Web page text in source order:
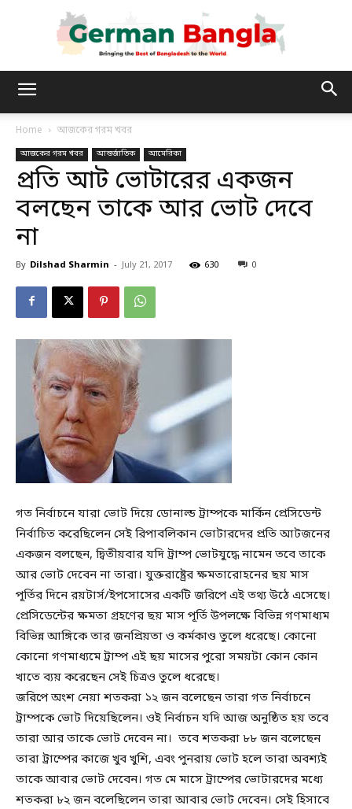
Bangla
Home আজকের গরম খবর
আজকের গরম খবর আন্তর্জাতিক আমেরিকা
প্রতি আট ভোটারের একজন
বলছেন তাকে আর ভোট দেবে
না
By Dilshad Sharmin - July 21, 2017 630 0
গত নির্বাচনে যারা ভোট দিয়ে ডোনাল্ড ট্রাম্পকে মার্কিন প্রেসিডেন্ট
নির্বাচিত করেছিলেন সেই রিপাবলিকান ভোটারদের প্রতি আটজনের
একজন বলছেন, দ্বিতীয়বার যদি ট্রাম্প ভোটযুদ্ধে নামেন তবে তাকে
আর ভোট দেবেন না তারা। যুক্তরাষ্ট্রের ক্ষমতারোহনের ছয় মাস
পূর্তির দিনে রয়টার্স/ইপসোসের একটি জরিপে এই তথ্য উঠে এসেছে।
প্রেসিডেন্টের ক্ষমতা গ্রহণের ছয় মাস পূর্তি উপলক্ষে বিভিন্ন গণমাধ্যম
বিভিন্ন আঙ্গিকে তার জনপ্রিয়তা ও কর্মকাণ্ড তুলে ধরেছে। কোনো
কোনো গণমাধ্যমে ট্রাম্প এই ছয় মাসের পুরো সময়টা কোন কোন
খাতে ব্যয় করেছেন সেই চিত্রও তুলে ধরেছে।
জরিপে অংশ নেয়া শতকরা ১২ জন বলেছেন তারা গত নির্বাচনে
ট্রাম্পকে ভোট দিয়েছিলেন। ওই নির্বাচন যদি আজ অনুষ্ঠিত হয় তবে
তারা আর তাকে ভোট দেবেন না। তবে শতকরা ৮৮ জন বলেছেন
তারা ট্রাম্পের কাজে খুব খুশি, এবং পুনরায় ভোট হলে তারা অবশ্যই
তাকে আবার ভোট দেবেন। গত মে মাসে ট্রাম্পের ভোটারদের মধ্যে
শতকরা ৮২ জন বলেছিলেন তারা আবার ভোট দেবেন। সেই হিসাবে